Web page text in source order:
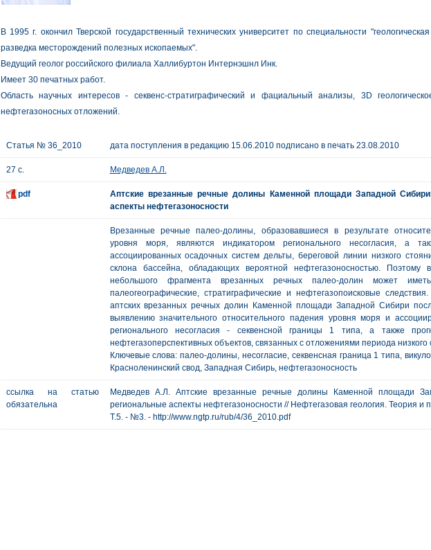
В 1995 г. окончил Тверской государственный технических университет по специальности
разведка месторождений полезных ископаемых".
Ведущий геолог российского филиала Халлибуртон Интернэшнл Инк.
Имеет 30 печатных работ.
Область научных интересов - секвенс-стратиграфический и фациальный анализы, 3D
нефтегазоносных отложений.
Статья № 36_2010 дата поступления в редакцию 15.06.2010 подписано в печать 23.08.2010
27 с. Медведев А.Л.
pdf
Аптские врезанные речные долины Каменной площади Западной
аспекты нефтегазоносности
Врезанные речные палео-долины, образовавшиеся в результате
уровня моря, являются индикатором регионального несогласия, а
ассоциированных осадочных систем дельты, береговой линии низкого
склона бассейна, обладающих вероятной нефтегазоносностью. Поэтому
небольшого фрагмента врезанных речных палео-долин может иметь
палеогеографические, стратиграфические и нефтегазопоисковые
аптских врезанных речных долин Каменной площади Западной Сибири
выявлению значительного относительного падения уровня моря и
регионального несогласия - секвенсной границы 1 типа, а также
нефтегазоперспективных объектов, связанных с отложениями периода низкого
Ключевые слова: палео-долины, несогласие, секвенсная граница 1 типа,
Красноленинский свод, Западная Сибирь, нефтегазоносность
ссылка на статью
обязательна
Медведев А.Л. Аптские врезанные речные долины Каменной площади
региональные аспекты нефтегазоносности // Нефтегазовая геология. Теория и
Т.5. - №3. - http://www.ngtp.ru/rub/4/36_2010.pdf